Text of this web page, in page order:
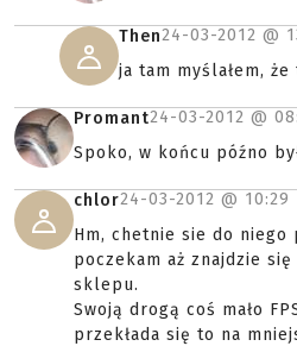
Then24-03-2012 @
ja tam myślałem, że
Promant24-03-2012 @
Spoko, w końcu późno
chlor24-03-2012 @ 10:29
Hm, chetnie sie do niego
poczekam aż znajdzie
sklepu.
Swoją drogą coś mało
przekłada się to na